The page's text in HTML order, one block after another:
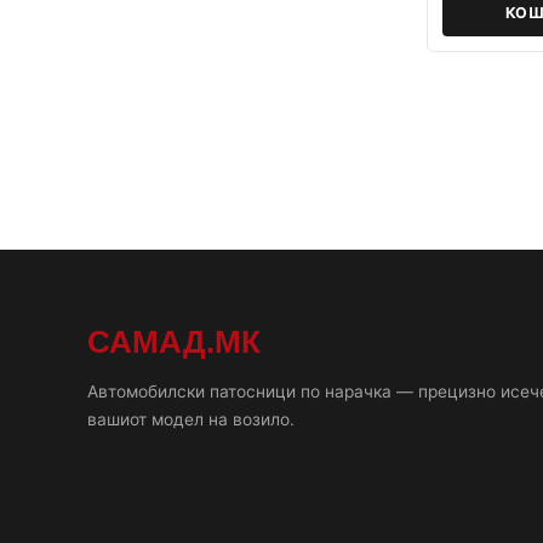
САМАД.МК
Автомобилски патосници по нарачка — прецизно
вашиот модел на возило.